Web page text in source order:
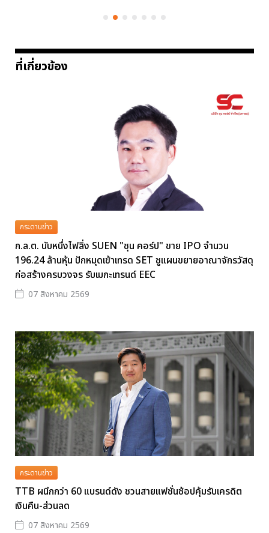
ที่เกี่ยวข้อง
กระดานข่าว
ก.ล.ต. นับหนึ่งไฟลิ่ง SUEN "ซุน คอร์ป" ขาย IPO จำนวน
196.24 ล้านหุ้น ปักหมุดเข้าเทรด SET ชูแผนขยายอาณาจักรวัสดุ
ก่อสร้างครบวงจร รับเมกะเทรนด์ EEC
07 สิงหาคม 2569
กระดานข่าว
TTB ผนึกกว่า 60 แบรนด์ดัง ชวนสายแฟชั่นช้อปคุ้มรับเครดิต
เงินคืน-ส่วนลด
07 สิงหาคม 2569